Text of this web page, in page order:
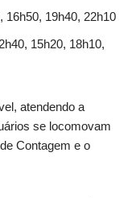
16h50, 19h40, 22h10
15h20, 18h10,
atendendo a
se locomovam
Contagem e o